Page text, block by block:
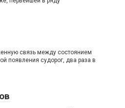
связь между состоянием
появления судорог, два раза в